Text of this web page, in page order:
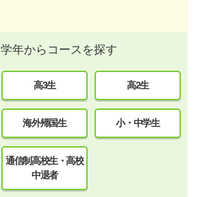
学年からコースを探す
高3生 高2生
海外帰国生 小・中学生
通信制高校生・高校
中退者